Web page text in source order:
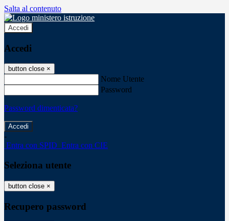
Salta al contenuto
Accedi
Accedi
button close ×
Nome Utente
Password
Password dimenticata?
-
Entra con SPID Entra con CIE
Seleziona utente
button close ×
Recupero password